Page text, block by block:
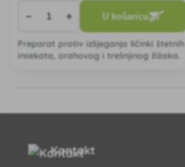
− + U košaricu
Preparat protiv izlijeganja ličinki štetnih
insekata, orahovog i trešnjinog žižaka.
Kontakt